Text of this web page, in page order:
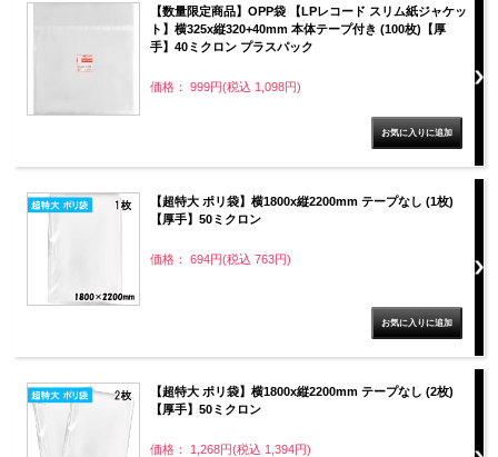
【数量限定商品】OPP袋 【LPレコード スリム紙ジャケッ
ト】横325x縦320+40mm 本体テープ付き (100枚)【厚
手】40ミクロン プラスパック
価格： 999円(税込 1,098円)
【超特大 ポリ袋】横1800x縦2200mm テープなし (1枚)
【厚手】50ミクロン
価格： 694円(税込 763円)
【超特大 ポリ袋】横1800x縦2200mm テープなし (2枚)
【厚手】50ミクロン
価格： 1,268円(税込 1,394円)